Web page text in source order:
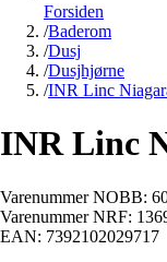
Forsiden
/Baderom
/Dusj
/Dusjhjørne
/INR Linc
INR Linc
Varenummer NOBB:
Varenummer NRF:
EAN: 7392102029717